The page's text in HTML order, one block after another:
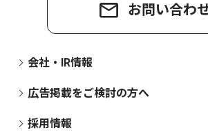
お問い合わ
会社・IR情報
広告掲載をご検討の方へ
採用情報